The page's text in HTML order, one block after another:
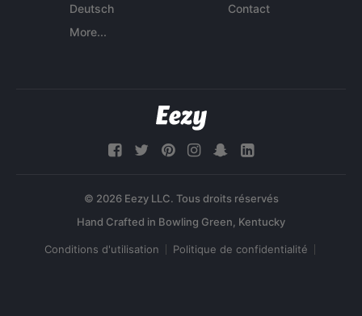
Deutsch
More...
Contact
© 2026 Eezy LLC. Tous droits réservés
Conditions d'utilisation Politique de confidentialité